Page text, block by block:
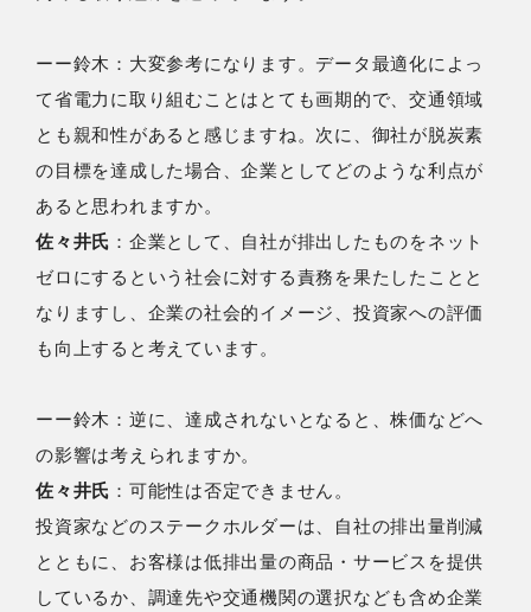
ーー鈴⽊：大変参考になります。データ最適化によっ
て省電力に取り組むことはとても画期的で、交通領域
とも親和性があると感じますね。次に、御社が脱炭素
の目標を達成した場合、企業としてどのような利点が
あると思われますか。
佐々井氏 ：企業として、自社が排出したものをネット
ゼロにするという社会に対する責務を果たしたことと
なりますし、企業の社会的イメージ、投資家への評価
も向上すると考えています。
ーー鈴⽊：逆に、達成されないとなると、株価などへ
の影響は考えられますか。
佐々井氏 ：可能性は否定できません。
投資家などのステークホルダーは、自社の排出量削減
とともに、お客様は低排出量の商品・サービスを提供
しているか、調達先や交通機関の選択なども含め企業